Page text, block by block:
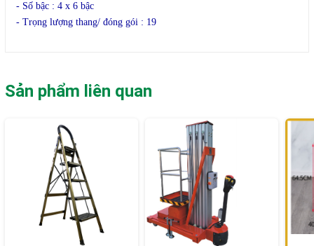
- Số bậc : 4 x 6 bậc
- Trọng lượng thang/ đóng gói : 19
Sản phẩm liên quan